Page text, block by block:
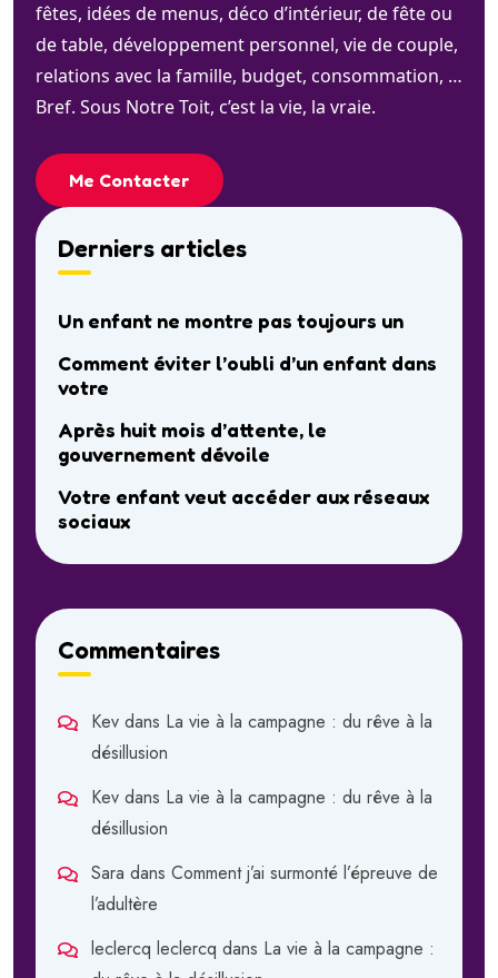
fêtes, idées de menus, déco d’intérieur, de fête ou
de table, développement personnel, vie de couple,
relations avec la famille, budget, consommation, …
Bref. Sous Notre Toit, c’est la vie, la vraie.
Me Contacter
Derniers articles
Un enfant ne montre pas toujours un
Comment éviter l’oubli d’un enfant dans
votre
Après huit mois d’attente, le
gouvernement dévoile
Votre enfant veut accéder aux réseaux
sociaux
Commentaires
Kev dans La vie à la campagne : du rêve à la
désillusion
Kev dans La vie à la campagne : du rêve à la
désillusion
Sara dans Comment j’ai surmonté l’épreuve de
l’adultère
leclercq leclercq dans La vie à la campagne :